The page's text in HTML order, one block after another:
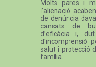
Molts pares i
l’alienació
de denúncia
cansats de
d’eficàcia i,
d’incomprensió
salut i protecció
família.